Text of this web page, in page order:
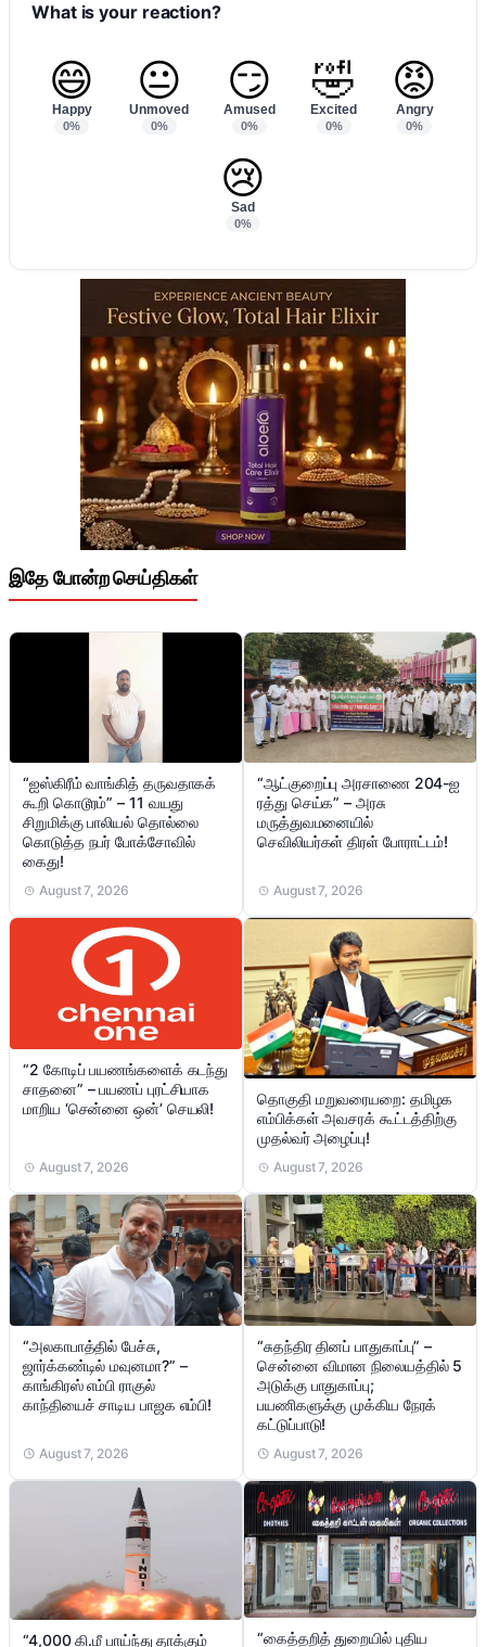
What is your reaction?
😄
Happy
0%
😐
Unmoved
0%
😏
Amused
0%
🤣
Excited
0%
😡
Angry
0%
😢
Sad
0%
இதே போன்ற செய்திகள்
“ஐஸ்கிரீம் வாங்கித் தருவதாகக்
கூறி கொடூரம்” – 11 வயது
சிறுமிக்கு பாலியல் தொல்லை
கொடுத்த நபர் போக்சோவில்
கைது!
August 7, 2026
“ஆட்குறைப்பு அரசாணை 204-ஐ
ரத்து செய்க” – அரசு
மருத்துவமனையில்
செவிலியர்கள் திரள் போராட்டம்!
August 7, 2026
“2 கோடிப் பயணங்களைக் கடந்து
சாதனை” – பயணப் புரட்சியாக
மாறிய ‘சென்னை ஒன்’ செயலி!
August 7, 2026
தொகுதி மறுவரையறை: தமிழக
எம்பிக்கள் அவசரக் கூட்டத்திற்கு
முதல்வர் அழைப்பு!
August 7, 2026
“அலகாபாத்தில் பேச்சு,
ஜார்க்கண்டில் மவுனமா?” –
காங்கிரஸ் எம்பி ராகுல்
காந்தியைச் சாடிய பாஜக எம்பி!
August 7, 2026
“சுதந்திர தினப் பாதுகாப்பு” –
சென்னை விமான நிலையத்தில் 5
அடுக்கு பாதுகாப்பு;
பயணிகளுக்கு முக்கிய நேரக்
கட்டுப்பாடு!
August 7, 2026
“4,000 கி.மீ பாய்ந்து தாக்கும் “கைத்தறித் துறையில் புதிய